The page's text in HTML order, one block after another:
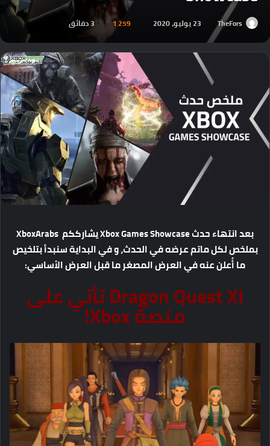
TheFors 23 يوليو، 2020 1٬259
بعد انتهاء حدث Xbox Games Showcase يشارككم XboxArabs
بملخص لكل ماتم عرضه في الحدث، و في البداية سنبدأ بتلخيص
ما أُعلن عنه في العرض المصغر ما قبل العرض الأساسي:
Dragon Quest XI تأتي على
منصة Xbox!